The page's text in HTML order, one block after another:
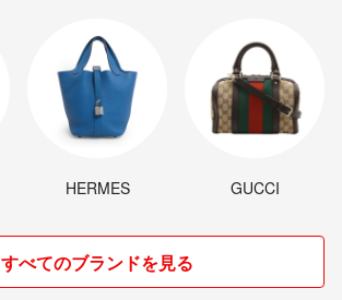
HERMES GUCCI
すべてのブランドを見る